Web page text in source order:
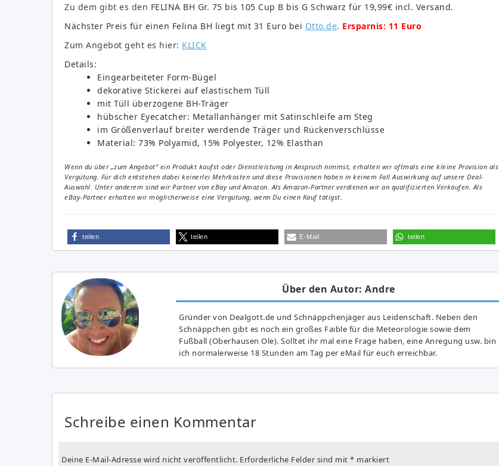
Zu dem gibt es den FELINA BH Gr. 75 bis 105 Cup B bis G Schwarz für 19,99€ incl. Versand.
Nächster Preis für einen Felina BH liegt mit 31 Euro bei Otto.de. Ersparnis: 11 Euro
Zum Angebot geht es hier: KLICK
Details:
Eingearbeiteter Form-Bügel
dekorative Stickerei auf elastischem Tüll
mit Tüll überzogene BH-Träger
hübscher Eyecatcher: Metallanhänger mit Satinschleife am Steg
im Größenverlauf breiter werdende Träger und Rückenverschlüsse
Material: 73% Polyamid, 15% Polyester, 12% Elasthan
Wenn du über „zum Angebot“ ein Produkt kaufst oder Dienstleistung in Anspruch nimmst, erhalten wir oftmals eine kleine Provision als
Vergütung. Für dich entstehen dabei keinerlei Mehrkosten und diese Provisionen haben in keinem Fall Auswirkung auf unsere Deal-
Auswahl. Unter anderem sind wir Partner von eBay und Amazon. Als Amazon-Partner verdienen wir an qualifizierten Verkäufen. Als
eBay-Partner erhalten wir möglicherweise eine Vergütung, wenn Du einen Kauf tätigst.
teilen teilen E-Mail teilen
Über den Autor: Andre
Gründer von Dealgott.de und Schnäppchenjäger aus Leidenschaft. Neben den
Schnäppchen gibt es noch ein großes Fai­ble für die Meteorologie sowie dem
Fußball (Oberhausen Ole). Solltet ihr mal eine Frage haben, eine Anregung usw. bin
ich normalerweise 18 Stunden am Tag per eMail für euch erreichbar.
Schreibe einen Kommentar
Deine E-Mail-Adresse wird nicht veröffentlicht. Erforderliche Felder sind mit * markiert